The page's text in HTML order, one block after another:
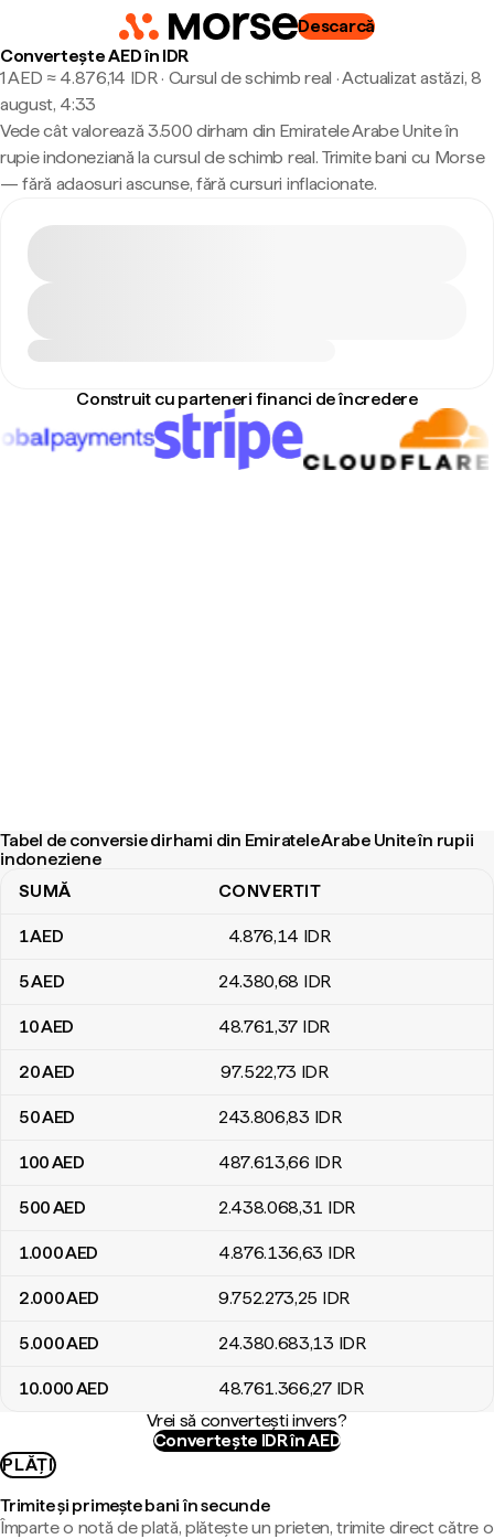
Descarcă
Convertește AED în IDR
1 AED ≈ 4.876,14 IDR · Cursul de schimb real ·Actualizat astăzi, 8
august, 4:33
Vede cât valorează 3.500 dirham din Emiratele Arabe Unite în
rupie indoneziană la cursul de schimb real. Trimite bani cu Morse
— fără adaosuri ascunse, fără cursuri inflacionate.
Construit cu parteneri financi de încredere
Tabel de conversie dirhami din Emiratele Arabe Unite în rupii
indoneziene
Tabel de conversie dirhami din Emiratele Arabe Unite în rupii
SUMĂ CONVERTIT
1AED 4.876,14 IDR
5AED 24.380,68 IDR
10AED 48.761,37 IDR
20AED 97.522,73 IDR
50AED 243.806,83 IDR
100AED 487.613,66 IDR
500AED 2.438.068,31 IDR
1.000AED 4.876.136,63 IDR
2.000AED 9.752.273,25 IDR
5.000AED 24.380.683,13 IDR
10.000AED 48.761.366,27 IDR
Vrei să convertești invers?
Convertește IDR în AED
PLĂȚI
Trimite și primește bani în secunde
Împarte o notă de plată, plătește un prieten, trimite direct către o